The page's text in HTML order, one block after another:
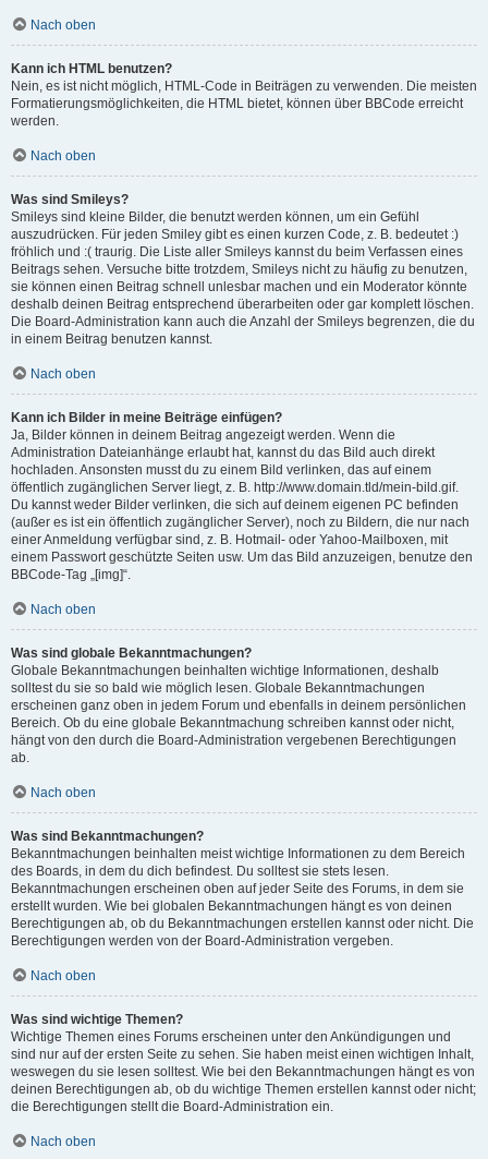
Nach oben
Kann ich HTML benutzen?
Nein, es ist nicht möglich, HTML-Code in Beiträgen zu verwenden. Die meisten
Formatierungsmöglichkeiten, die HTML bietet, können über BBCode erreicht
werden.
Nach oben
Was sind Smileys?
Smileys sind kleine Bilder, die benutzt werden können, um ein Gefühl
auszudrücken. Für jeden Smiley gibt es einen kurzen Code, z. B. bedeutet :)
fröhlich und :( traurig. Die Liste aller Smileys kannst du beim Verfassen eines
Beitrags sehen. Versuche bitte trotzdem, Smileys nicht zu häufig zu benutzen,
sie können einen Beitrag schnell unlesbar machen und ein Moderator könnte
deshalb deinen Beitrag entsprechend überarbeiten oder gar komplett löschen.
Die Board-Administration kann auch die Anzahl der Smileys begrenzen, die du
in einem Beitrag benutzen kannst.
Nach oben
Kann ich Bilder in meine Beiträge einfügen?
Ja, Bilder können in deinem Beitrag angezeigt werden. Wenn die
Administration Dateianhänge erlaubt hat, kannst du das Bild auch direkt
hochladen. Ansonsten musst du zu einem Bild verlinken, das auf einem
öffentlich zugänglichen Server liegt, z. B. http://www.domain.tld/mein-bild.gif.
Du kannst weder Bilder verlinken, die sich auf deinem eigenen PC befinden
(außer es ist ein öffentlich zugänglicher Server), noch zu Bildern, die nur nach
einer Anmeldung verfügbar sind, z. B. Hotmail- oder Yahoo-Mailboxen, mit
einem Passwort geschützte Seiten usw. Um das Bild anzuzeigen, benutze den
BBCode-Tag „[img]“.
Nach oben
Was sind globale Bekanntmachungen?
Globale Bekanntmachungen beinhalten wichtige Informationen, deshalb
solltest du sie so bald wie möglich lesen. Globale Bekanntmachungen
erscheinen ganz oben in jedem Forum und ebenfalls in deinem persönlichen
Bereich. Ob du eine globale Bekanntmachung schreiben kannst oder nicht,
hängt von den durch die Board-Administration vergebenen Berechtigungen
ab.
Nach oben
Was sind Bekanntmachungen?
Bekanntmachungen beinhalten meist wichtige Informationen zu dem Bereich
des Boards, in dem du dich befindest. Du solltest sie stets lesen.
Bekanntmachungen erscheinen oben auf jeder Seite des Forums, in dem sie
erstellt wurden. Wie bei globalen Bekanntmachungen hängt es von deinen
Berechtigungen ab, ob du Bekanntmachungen erstellen kannst oder nicht. Die
Berechtigungen werden von der Board-Administration vergeben.
Nach oben
Was sind wichtige Themen?
Wichtige Themen eines Forums erscheinen unter den Ankündigungen und
sind nur auf der ersten Seite zu sehen. Sie haben meist einen wichtigen Inhalt,
weswegen du sie lesen solltest. Wie bei den Bekanntmachungen hängt es von
deinen Berechtigungen ab, ob du wichtige Themen erstellen kannst oder nicht;
die Berechtigungen stellt die Board-Administration ein.
Nach oben